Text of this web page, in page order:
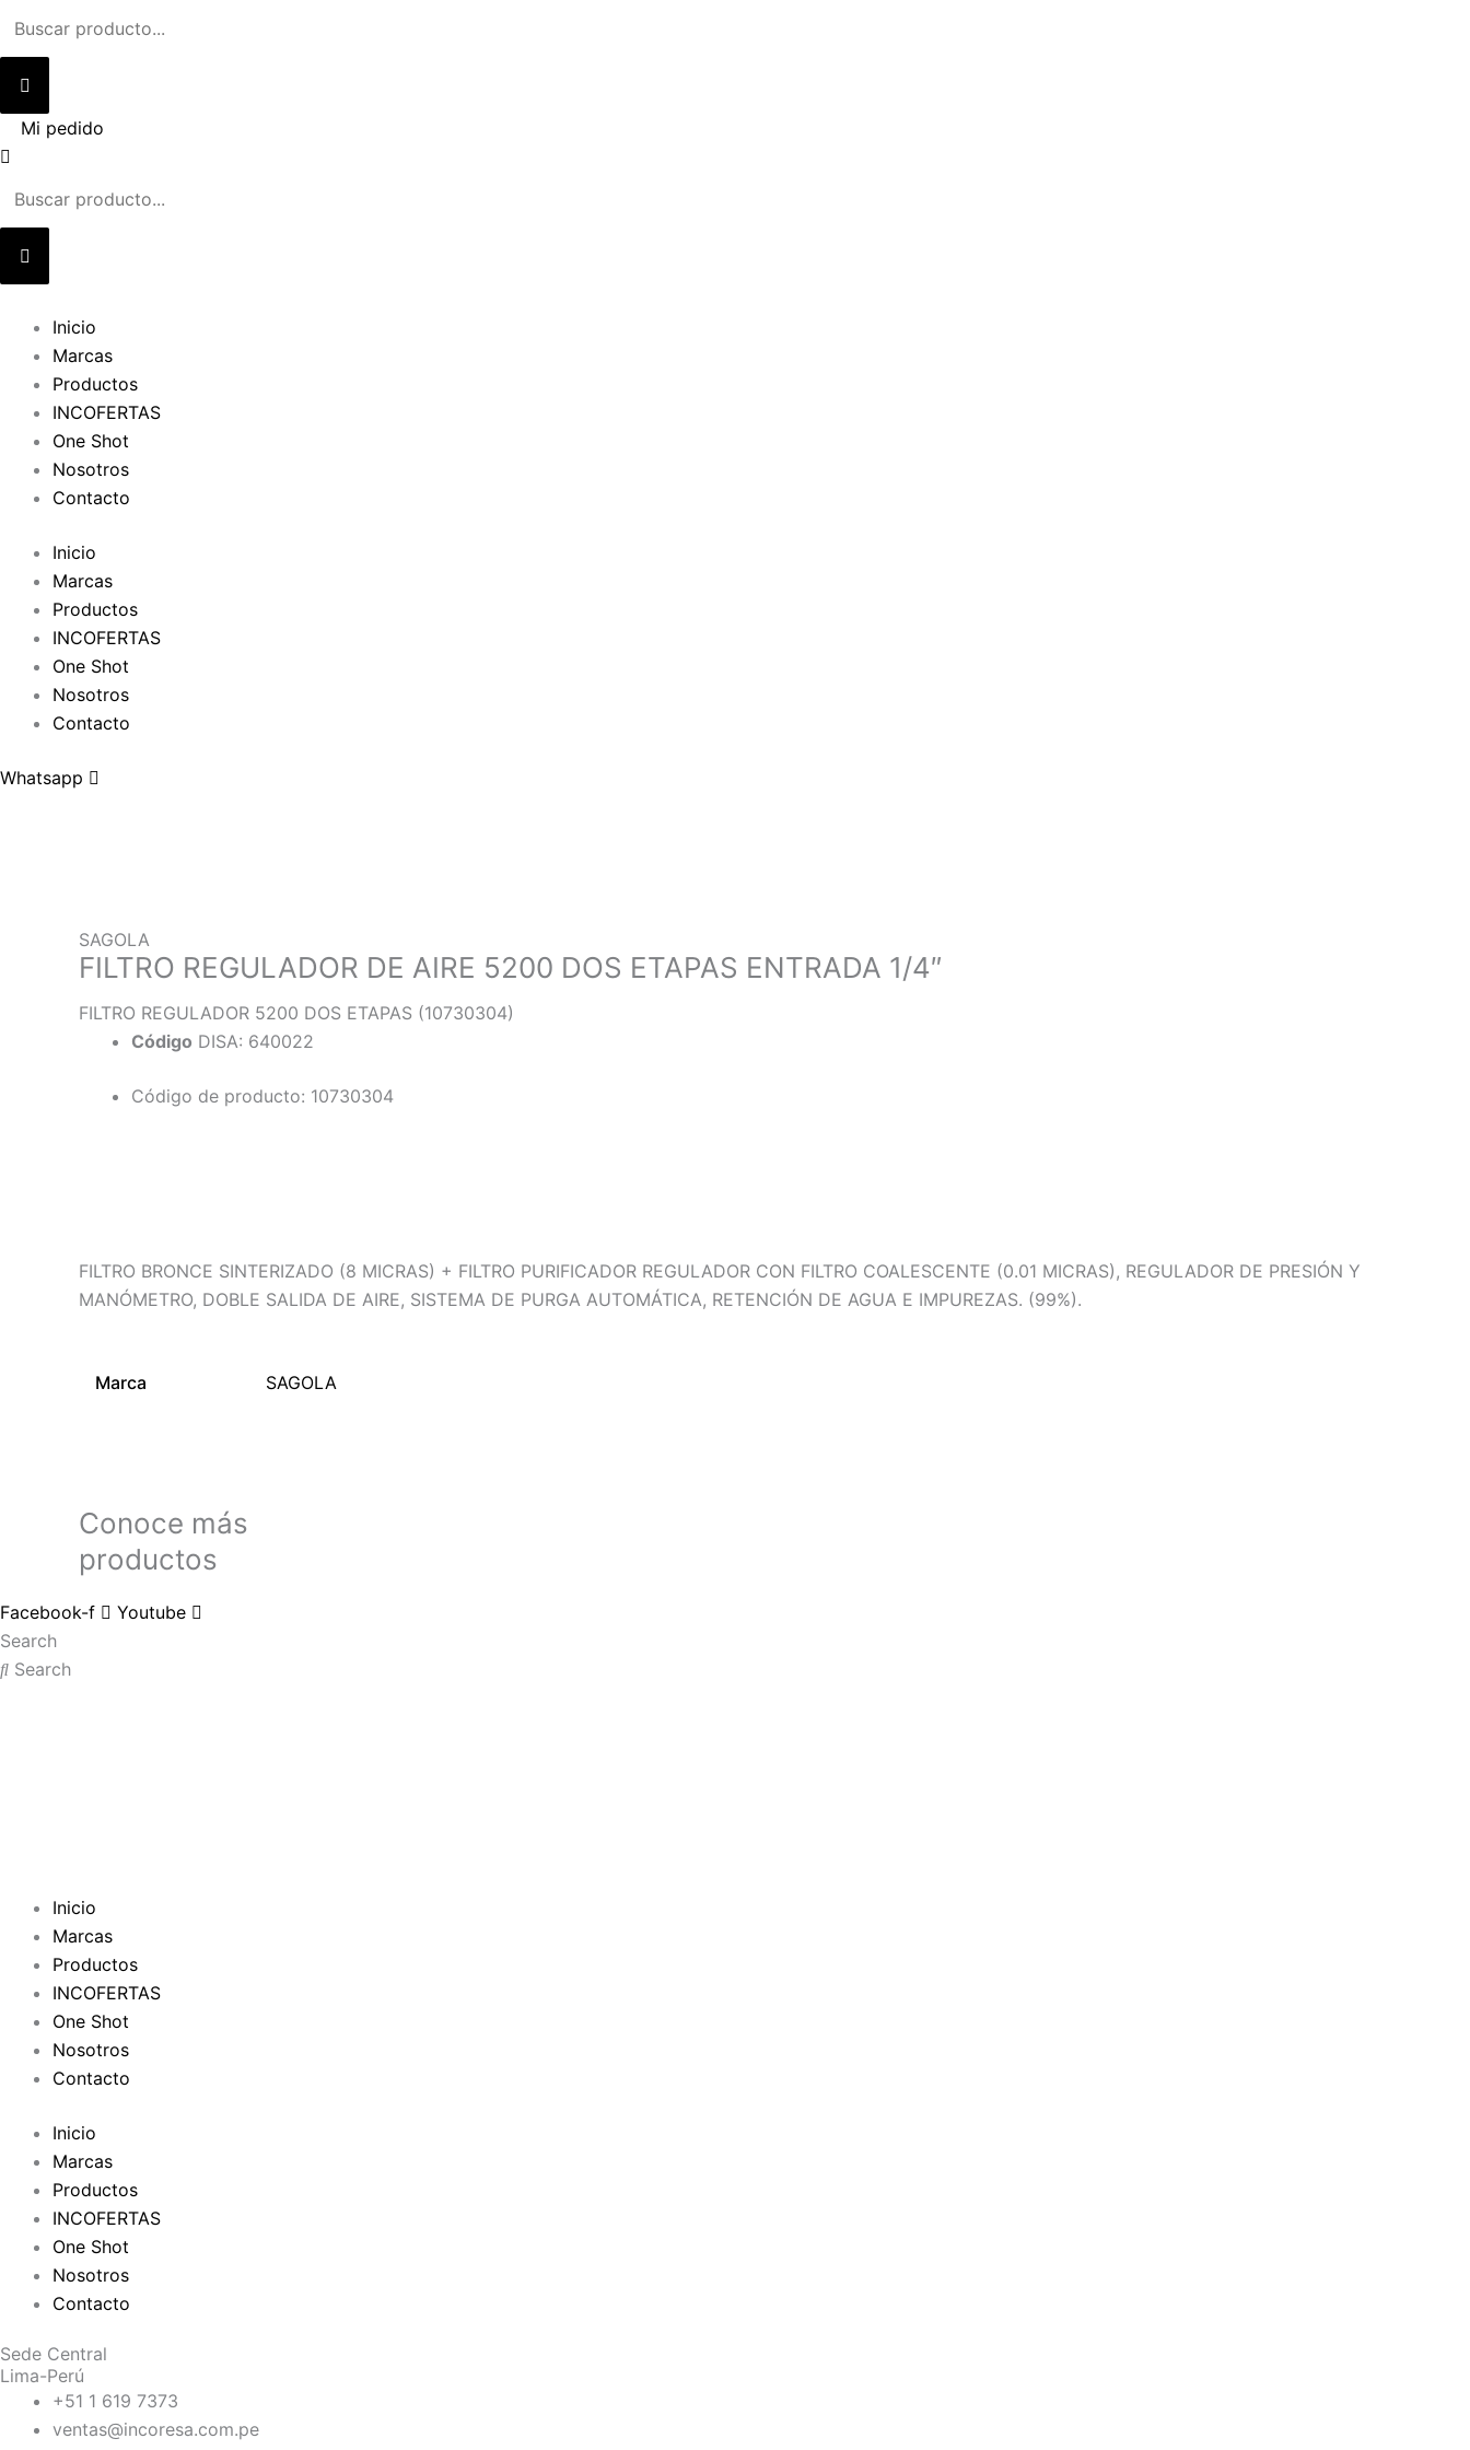
Mi pedido
Inicio
Marcas
Productos
INCOFERTAS
One Shot
Nosotros
Contacto
Inicio
Marcas
Productos
INCOFERTAS
One Shot
Nosotros
Contacto
Whatsapp
SAGOLA
FILTRO REGULADOR DE AIRE 5200 DOS ETAPAS ENTRADA 1/4″
FILTRO REGULADOR 5200 DOS ETAPAS (10730304)
Código DISA: 640022
Código de producto: 10730304
FILTRO BRONCE SINTERIZADO (8 MICRAS) + FILTRO PURIFICADOR REGULADOR CON FILTRO COALESCENTE (0.01 MICRAS), REGULADOR DE PRESIÓN Y
MANÓMETRO, DOBLE SALIDA DE AIRE, SISTEMA DE PURGA AUTOMÁTICA, RETENCIÓN DE AGUA E IMPUREZAS. (99%).
Marca SAGOLA
Conoce más
productos
Facebook-f
Youtube
Search
Search
Inicio
Marcas
Productos
INCOFERTAS
One Shot
Nosotros
Contacto
Inicio
Marcas
Productos
INCOFERTAS
One Shot
Nosotros
Contacto
Sede Central
Lima-Perú
+51 1 619 7373
ventas@incoresa.com.pe